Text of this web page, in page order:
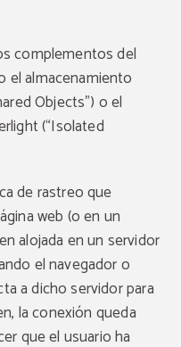
complementos del
el almacenamiento
Objects”) o el
(“Isolated
de rastreo que
web (o en un
alojada en un servidor
el navegador o
a dicho servidor para
la conexión queda
que el usuario ha